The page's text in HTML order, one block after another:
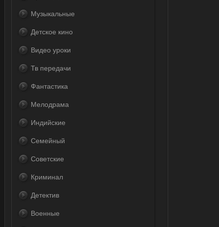
Музыкальные
Детское кино
Видео уроки
Тв передачи
Фантастика
Мелодрама
Индийские
Семейный
Советские
Криминал
Детектив
Военные